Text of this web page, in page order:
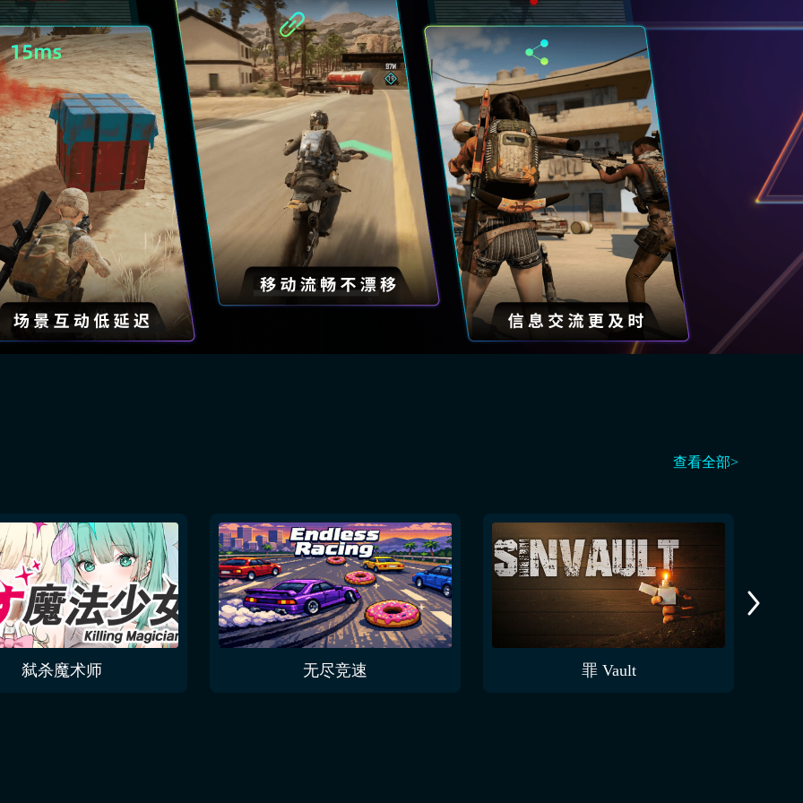
查看全部>
弑杀魔术师 无尽竞速 罪 Vault